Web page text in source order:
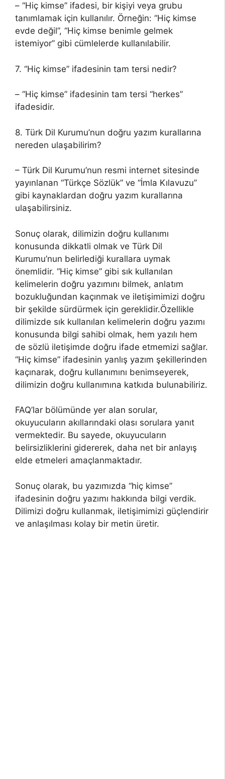
– “Hiç kimse” ifadesi, bir kişiyi veya grubu
tanımlamak için kullanılır. Örneğin: “Hiç kimse
evde değil”, “Hiç kimse benimle gelmek
istemiyor” gibi cümlelerde kullanılabilir.
7. “Hiç kimse” ifadesinin tam tersi nedir?
– “Hiç kimse” ifadesinin tam tersi “herkes”
ifadesidir.
8. Türk Dil Kurumu’nun doğru yazım kurallarına
nereden ulaşabilirim?
– Türk Dil Kurumu’nun resmi internet sitesinde
yayınlanan “Türkçe Sözlük” ve “İmla Kılavuzu”
gibi kaynaklardan doğru yazım kurallarına
ulaşabilirsiniz.
Sonuç olarak, dilimizin doğru kullanımı
konusunda dikkatli olmak ve Türk Dil
Kurumu’nun belirlediği kurallara uymak
önemlidir. “Hiç kimse” gibi sık kullanılan
kelimelerin doğru yazımını bilmek, anlatım
bozukluğundan kaçınmak ve iletişimimizi doğru
bir şekilde sürdürmek için gereklidir.Özellikle
dilimizde sık kullanılan kelimelerin doğru yazımı
konusunda bilgi sahibi olmak, hem yazılı hem
de sözlü iletişimde doğru ifade etmemizi sağlar.
“Hiç kimse” ifadesinin yanlış yazım şekillerinden
kaçınarak, doğru kullanımını benimseyerek,
dilimizin doğru kullanımına katkıda bulunabiliriz.
FAQ’lar bölümünde yer alan sorular,
okuyucuların akıllarındaki olası sorulara yanıt
vermektedir. Bu sayede, okuyucuların
belirsizliklerini gidererek, daha net bir anlayış
elde etmeleri amaçlanmaktadır.
Sonuç olarak, bu yazımızda “hiç kimse”
ifadesinin doğru yazımı hakkında bilgi verdik.
Dilimizi doğru kullanmak, iletişimimizi güçlendirir
ve anlaşılması kolay bir metin üretir.